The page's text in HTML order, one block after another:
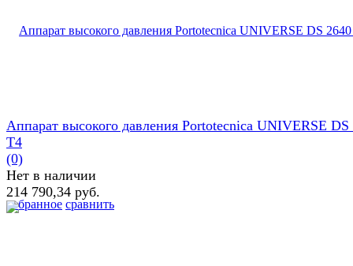
избранное сравнить
Аппарат высокого давления Portotecnica UNIVERSE DS
T4
(0)
Нет в наличии
214 790,34 руб.